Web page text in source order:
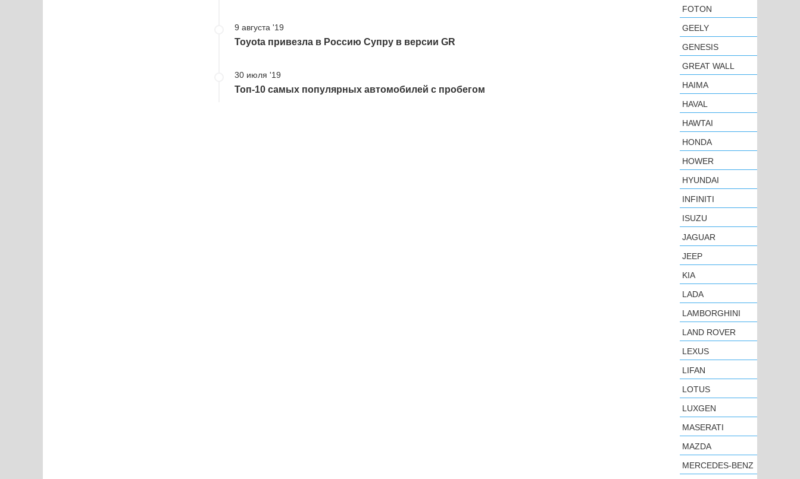
9 августа '19
Toyota привезла в Россию Супру в версии GR
30 июля '19
Топ-10 самых популярных автомобилей с пробегом
FOTON
GEELY
GENESIS
GREAT WALL
HAIMA
HAVAL
HAWTAI
HONDA
HOWER
HYUNDAI
INFINITI
ISUZU
JAGUAR
JEEP
KIA
LADA
LAMBORGHINI
LAND ROVER
LEXUS
LIFAN
LOTUS
LUXGEN
MASERATI
MAZDA
MERCEDES-BENZ